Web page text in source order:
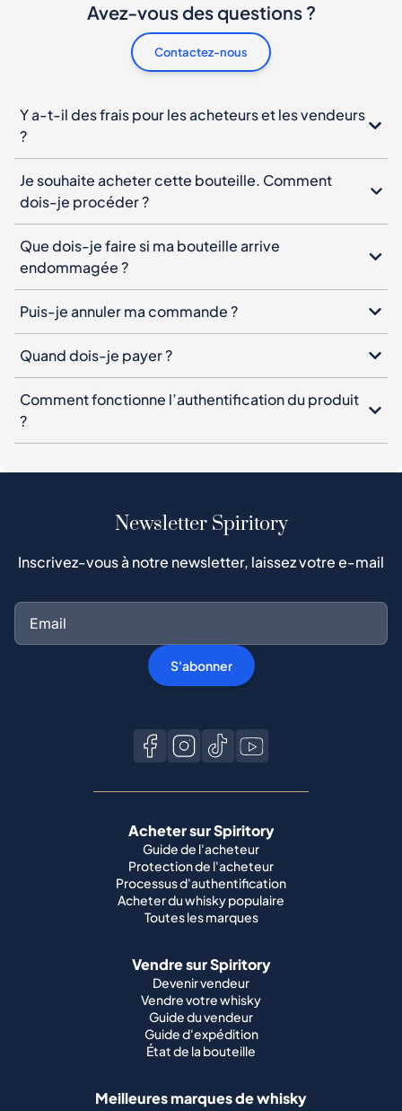
Avez-vous des questions ?
Contactez-nous
Y a-t-il des frais pour les acheteurs et les vendeurs
?
Je souhaite acheter cette bouteille. Comment
dois-je procéder ?
Que dois-je faire si ma bouteille arrive
endommagée ?
Puis-je annuler ma commande ?
Quand dois-je payer ?
Comment fonctionne l’authentification du produit
?
Newsletter Spiritory
Inscrivez-vous à notre newsletter, laissez votre e-mail
S'abonner
Acheter sur Spiritory
Guide de l'acheteur
Protection de l'acheteur
Processus d'authentification
Acheter du whisky populaire
Toutes les marques
Vendre sur Spiritory
Devenir vendeur
Vendre votre whisky
Guide du vendeur
Guide d'expédition
État de la bouteille
Meilleures marques de whisky